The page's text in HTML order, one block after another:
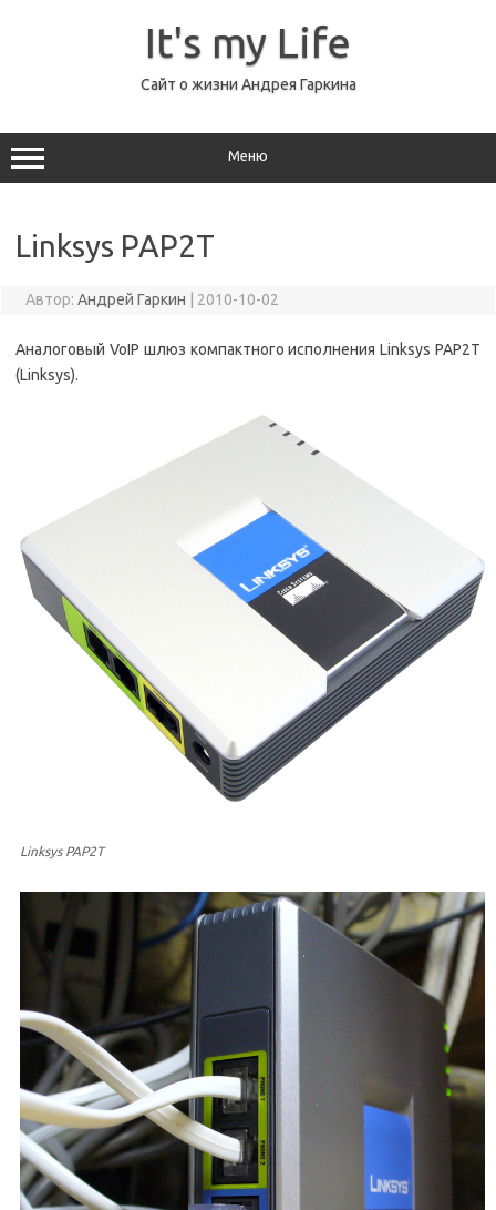
It's my Life
Сайт о жизни Андрея Гаркина
Меню
Linksys PAP2T
Автор: Андрей Гаркин 2010-10-02
Аналоговый VoIP шлюз компактного исполнения Linksys PAP2T
(Linksys).
Linksys PAP2T